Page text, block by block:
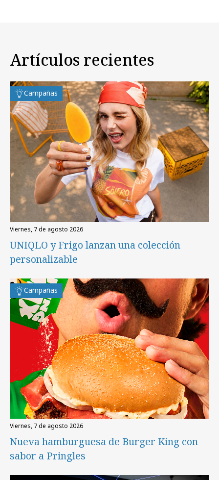
Artículos recientes
Campañas
viernes, 7 de agosto 2026
UNIQLO y Frigo lanzan una colección
personalizable
Campañas
viernes, 7 de agosto 2026
Nueva hamburguesa de Burger King con
sabor a Pringles